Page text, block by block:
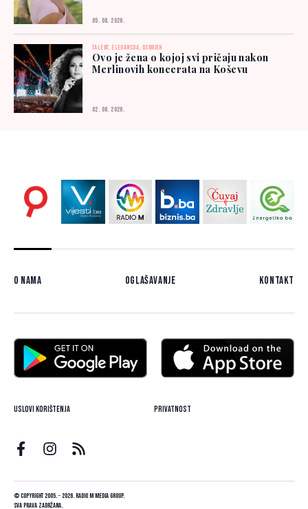
05. 08. 2026.
TALENT, ELEGANCIJA, OSMIJEH
Ovo je žena o kojoj svi pričaju nakon
Merlinovih koncerata na Koševu
02. 08. 2026.
O nama Oglašavanje Kontakt
Uslovi korištenja Privatnost
© Copyright 2005. - 2026. Radio M Media Group.
Sva prava zadržana.